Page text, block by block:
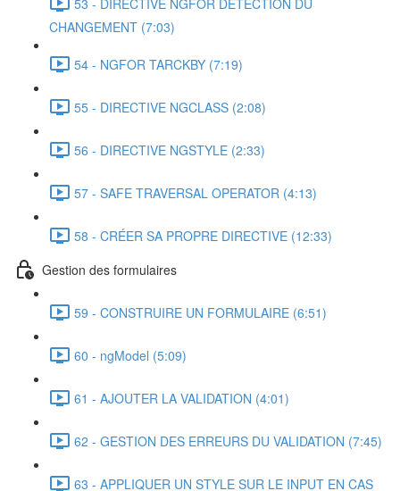
CHANGEMENT (7:03)
54 - NGFOR TARCKBY (7:19)
55 - DIRECTIVE NGCLASS (2:08)
56 - DIRECTIVE NGSTYLE (2:33)
57 - SAFE TRAVERSAL OPERATOR (4:13)
58 - CRÉER SA PROPRE DIRECTIVE (12:33)
Gestion des formulaires
59 - CONSTRUIRE UN FORMULAIRE (6:51)
60 - ngModel (5:09)
61 - AJOUTER LA VALIDATION (4:01)
62 - GESTION DES ERREURS DU VALIDATION (7:45)
63 - APPLIQUER UN STYLE SUR LE INPUT EN CAS